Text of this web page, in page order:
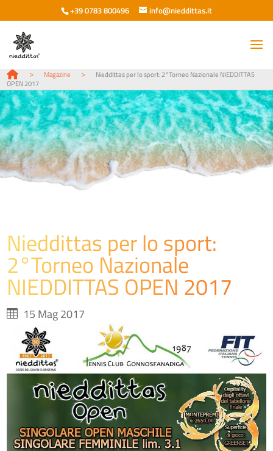
+39 0783 800496 info@nieddittas.it
> Magazine >
Nieddittas per lo sport: 2°Torneo Nazionale NIEDDITTAS
OPEN 2017
Nieddittas per lo sport:
2°Torneo Nazionale
NIEDDITTAS OPEN 2017
15 Mag 2017